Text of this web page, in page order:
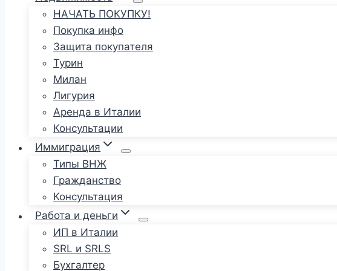
НАЧАТЬ ПОКУПКУ!
Покупка инфо
Защита покупателя
Турин
Милан
Лигурия
Аренда в Италии
Консультации
Иммиграция
Типы ВНЖ
Гражданство
Консультация
Работа и деньги
ИП в Италии
SRL и SRLS
Бухгалтер